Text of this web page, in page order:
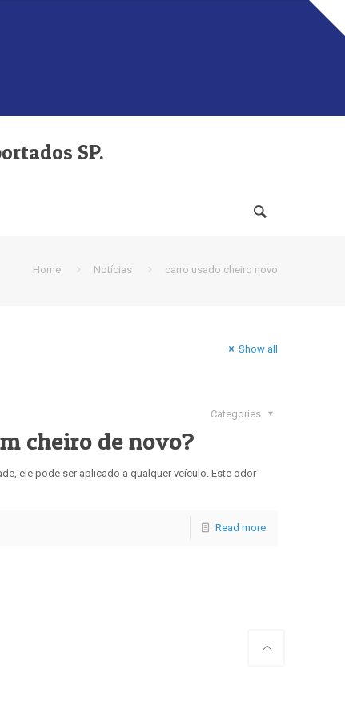
SP.
Home Notícias carro usado cheiro novo
Show all
Categories
cheiro de novo?
ele pode ser aplicado a qualquer veículo. Este odor
Read more